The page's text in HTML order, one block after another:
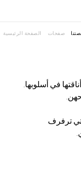
الصفحة الرئيسية صفحات
في أسلوبها.
ترفرف